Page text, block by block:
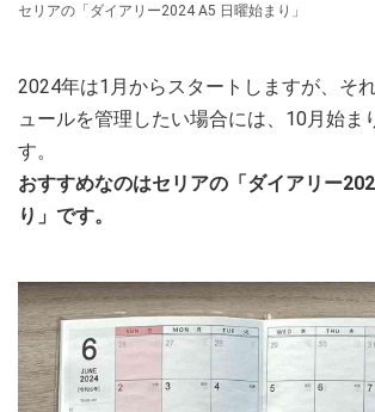
セリアの「ダイアリー2024 A5 日曜始まり」
2024年は1月からスタートしますが、そ
ュールを管理したい場合には、10月始ま
す。
おすすめなのはセリアの「ダイアリー
り」です。